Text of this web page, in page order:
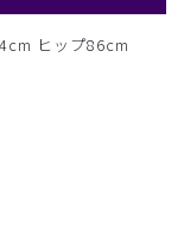
ヒップ86cm